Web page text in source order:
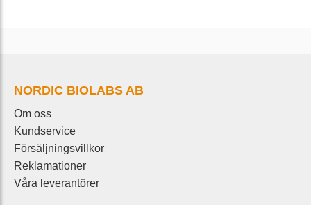
NORDIC BIOLABS AB
Om oss
Kundservice
Försäljningsvillkor
Reklamationer
Våra leverantörer